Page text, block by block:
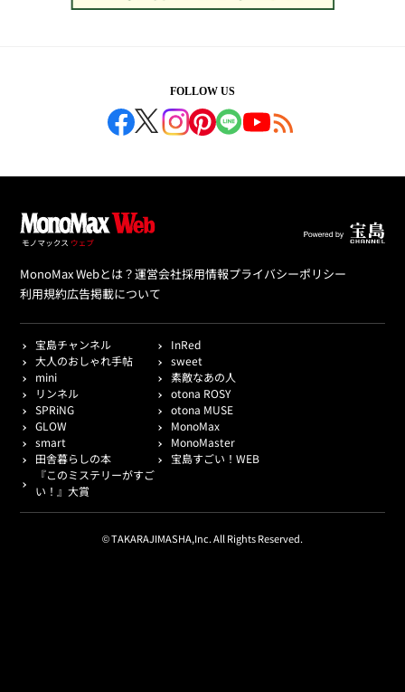
FOLLOW US
MonoMax Webとは？運営会社採用情報プライバシーポリシー
利用規約広告掲載について
宝島チャンネル
InRed
大人のおしゃれ手帖
sweet
mini
素敵なあの人
リンネル
otona ROSY
SPRiNG
otona MUSE
GLOW
MonoMax
smart
MonoMaster
田舎暮らしの本
宝島すごい！WEB
『このミステリーがすご
い！』大賞
© TAKARAJIMASHA,Inc. All Rights Reserved.